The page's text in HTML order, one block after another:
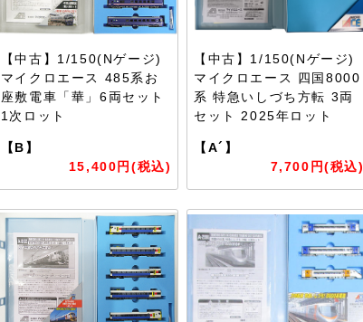
【中古】1/150(Nゲージ)
マイクロエース 485系お
座敷電車「華」6両セット
1次ロット
【B】
15,400円(税込)
【中古】1/150(Nゲージ)
マイクロエース 四国8000
系 特急いしづち方転 3両
セット 2025年ロット
【A´】
7,700円(税込)